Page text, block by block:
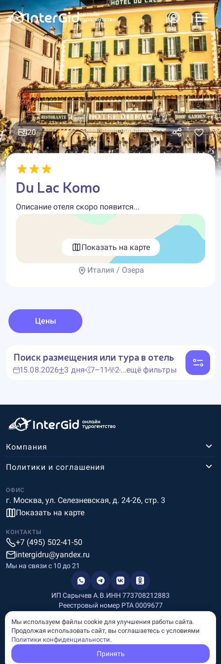
20
Du Lac Komo
Описание отеля скоро появится...
Показать на карте
Италия / Озера
Цены
Поиск размещения или тура в отель
15.08.2026 3 дня 7–11 2...ещё фильтры
Компания
ОФИС
г. Москва, ул. Селезневская, д. 24-26, стр. 3
Показать на карте
Политики и соглашения
КОНТАКТЫ
+7 (495) 502-41-50
intergidru@yandex.ru
Мы на связи c 10 до 21
ИП Сарычев А.В.ИНН 773708212883
Реестровый номер РТА 0009677
Информация, размещённая на сайте, носит информационный
характер и не является рекламой и публичной офертой.
Мы используем файлы cookie для улучшения работы сайта.
Продолжая использовать сайт, вы соглашаетесь с условиями
Политики конфиденциальности.
Принять